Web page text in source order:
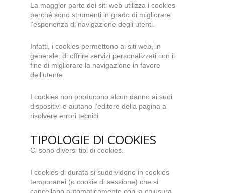
La maggior parte dei siti web utilizza i cookies
perché sono strumenti in grado di migliorare
l’esperienza di navigazione degli utenti.
Infatti, i cookies permettono ai siti web, in
generale, di offrire servizi personalizzati con il
fine di migliorare la navigazione in favore
dell’utente.
I cookies non producono alcun danno ai suoi
dispositivi e aiutano l’editore della pagina a
risolvere errori tecnici.
TIPOLOGIE DI COOKIES
Ci sono diversi tipi di cookies.
I cookies di durata si suddividono in cookies
temporanei (o cookie di sessione) che si